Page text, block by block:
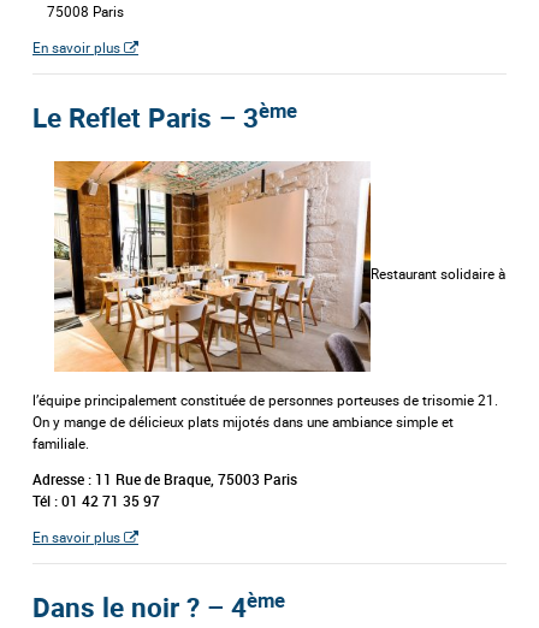
75008 Paris
En savoir plus
Le Reflet Paris – 3ème
Restaurant solidaire à
l’équipe principalement constituée de personnes porteuses de trisomie 21.
On y mange de délicieux plats mijotés dans une ambiance simple et
familiale.
Adresse : 11 Rue de Braque, 75003 Paris
Tél : 01 42 71 35 97
En savoir plus
Dans le noir ? – 4ème